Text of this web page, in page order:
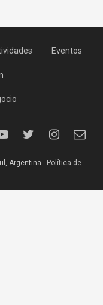
Eventos
Argentina - Política de